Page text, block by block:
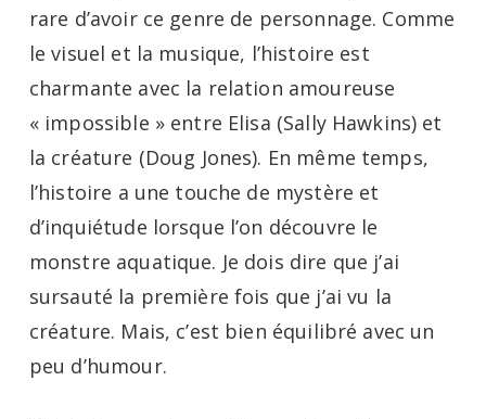
rare d’avoir ce genre de personnage. Comme
le visuel et la musique, l’histoire est
charmante avec la relation amoureuse
« impossible » entre Elisa (Sally Hawkins) et
la créature (Doug Jones). En même temps,
l’histoire a une touche de mystère et
d’inquiétude lorsque l’on découvre le
monstre aquatique. Je dois dire que j’ai
sursauté la première fois que j’ai vu la
créature. Mais, c’est bien équilibré avec un
peu d’humour.